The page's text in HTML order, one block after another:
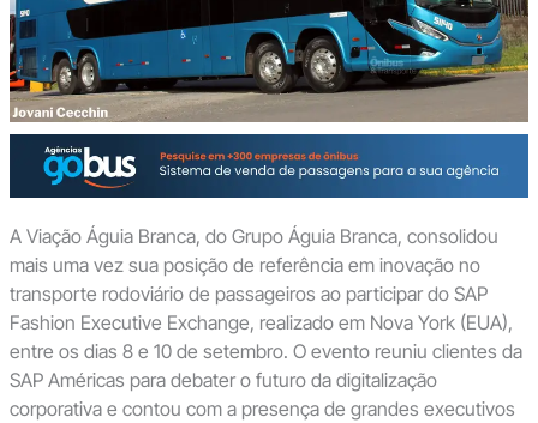
A Viação Águia Branca, do Grupo Águia Branca, consolidou
mais uma vez sua posição de referência em inovação no
transporte rodoviário de passageiros ao participar do SAP
Fashion Executive Exchange, realizado em Nova York (EUA),
entre os dias 8 e 10 de setembro. O evento reuniu clientes da
SAP Américas para debater o futuro da digitalização
corporativa e contou com a presença de grandes executivos